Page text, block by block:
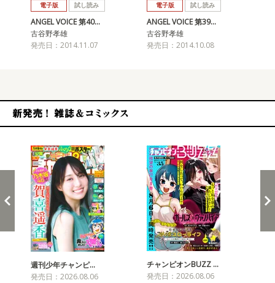
電子版 試し読み
ANGEL VOICE 第40…
古谷野孝雄
発売日：2014.11.07
電子版 試し読み
ANGEL VOICE 第39…
古谷野孝雄
発売日：2014.10.08
週刊少年チャンピ…
発売日：2026.08.06
チャンピオンBUZZ …
発売日：2026.08.06